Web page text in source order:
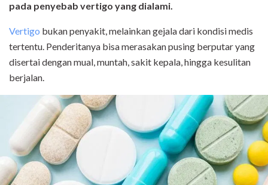
pada penyebab vertigo yang dialami.
Vertigo bukan penyakit, melainkan gejala dari kondisi medis
tertentu. Penderitanya bisa merasakan pusing berputar yang
disertai dengan mual, muntah, sakit kepala, hingga kesulitan
berjalan.